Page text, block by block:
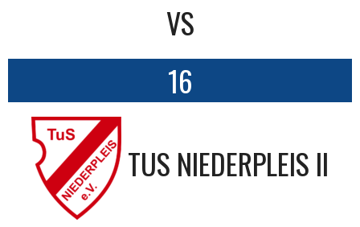
VS
16
TUS NIEDERPLEIS II